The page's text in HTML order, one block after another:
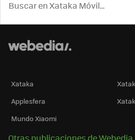
Xataka
Applesfera
Mundo Xiaomi